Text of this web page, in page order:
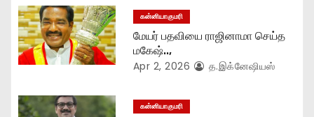
t
i
o
n
கன்னியாகுமரி
மேயர் பதவியை ராஜினாமா செய்த
மகேஷ்..,
Apr 2, 2026 த.இக்னேஷியஸ்
கன்னியாகுமரி